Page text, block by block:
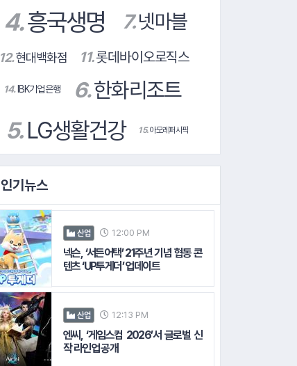
14. IBK기업은행
인기뉴스
산업 12:00 PM
넥슨, ‘서든어택’ 21주년 기념 협동 콘
텐츠 ‘UP투게더’ 업데이트
산업 12:13 PM
엔씨, ‘게임스컴 2026’서 글로벌 신
작 라인업 공개